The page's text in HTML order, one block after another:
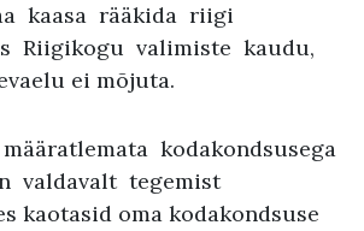
kaasa rääkida riigi
Riigikogu valimiste kaudu,
ei mõjuta.
kodakondsusega
valdavalt tegemist
kaotasid oma kodakondsuse